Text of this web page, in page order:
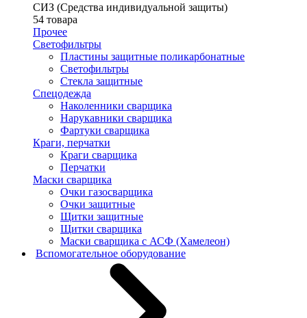
СИЗ (Средства индивидуальной защиты)
54 товара
Прочее
Светофильтры
Пластины защитные поликарбонатные
Светофильтры
Стекла защитные
Спецодежда
Наколенники сварщика
Нарукавники сварщика
Фартуки сварщика
Краги, перчатки
Краги сварщика
Перчатки
Маски сварщика
Очки газосварщика
Очки защитные
Щитки защитные
Щитки сварщика
Маски сварщика с АСФ (Хамелеон)
Вспомогательное оборудование